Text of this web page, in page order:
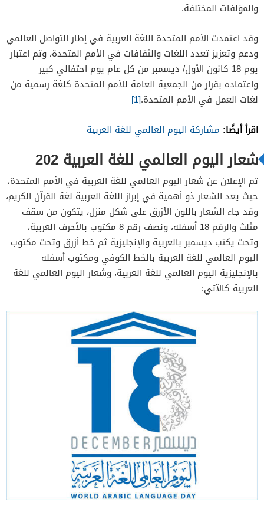
والمؤلفات المختلفة.
وقد اعتمدت الأمم المتحدة اللغة العربية في إطار التواصل العالمي
ودعم وتعزيز تعدد اللغات والثقافات في الأمم المتحدة، وتم اعتبار
يوم 18 كانون الأول/ ديسمبر من كل عام يوم احتفالي كبير
واعتماده بقرار من الجمعية العامة للأمم المتحدة كلغة رسمية من
لغات العمل في الأمم المتحدة.[1]
اقرأ أيضًا: مشاركة اليوم العالمي للغة العربية
شعار اليوم العالمي للغة العربية 202
تم الإعلان عن شعار اليوم العالمي للغة العربية في الأمم المتحدة،
حيث يعد الشعار ذو أهمية في إبراز اللغة العربية لغة القرآن الكريم،
وقد جاء الشعار باللون الأزرق على شكل منزل، يتكون من سقف
مثلث والرقم 18 أسفله، ونصف رقم 8 مكتوب بالأحرف العربية،
وتحت يكتب ديسمبر بالعربية والإنجليزية ثم خط أزرق وتحت مكتوب
اليوم العالمي للغة العربية بالخط الكوفي ومكتوب أسفله
بالإنجليزية اليوم العالمي للغة العربية، وشعار اليوم العالمي للغة
العربية كالآتي: